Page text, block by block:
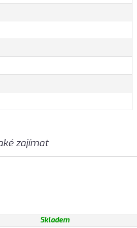
zajímat
Skladem